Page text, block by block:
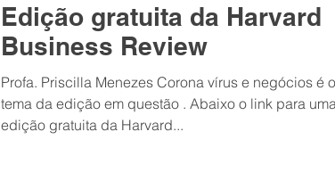
Edição gratuita da Harvard
Business Review
Profa. Priscilla Menezes Corona vírus e negócios é o
tema da edição em questão . Abaixo o link para uma
edição gratuita da Harvard...